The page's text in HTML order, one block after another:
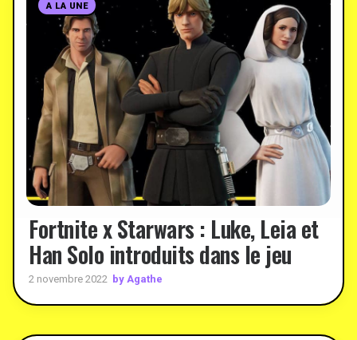
A LA UNE
Fortnite x Starwars : Luke, Leia et
Han Solo introduits dans le jeu
2 novembre 2022 by Agathe